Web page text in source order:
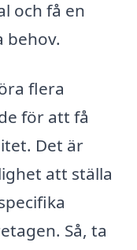
och få en
behov.
flera
för att få
Det är
att ställa
Så, ta